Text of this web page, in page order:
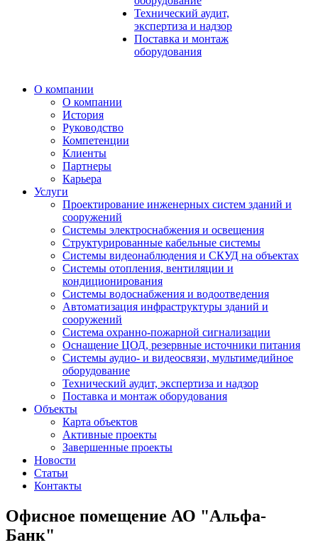
Технический аудит,
экспертиза и надзор
Поставка и монтаж
оборудования
О компании
О компании
История
Руководство
Компетенции
Клиенты
Партнеры
Карьера
Услуги
Проектирование инженерных систем зданий и
сооружений
Системы электроснабжения и освещения
Структурированные кабельные системы
Системы видеонаблюдения и СКУД на объектах
Системы отопления, вентиляции и
кондиционирования
Системы водоснабжения и водоотведения
Автоматизация инфраструктуры зданий и
сооружений
Система охранно-пожарной сигнализации
Оснащение ЦОД, резервные источники питания
Системы аудио- и видеосвязи, мультимедийное
оборудование
Технический аудит, экспертиза и надзор
Поставка и монтаж оборудования
Объекты
Карта объектов
Активные проекты
Завершенные проекты
Новости
Статьи
Контакты
Офисное помещение АО "Альфа-
Банк"